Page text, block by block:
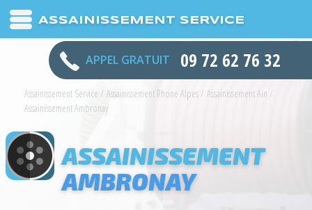
ASSAINISSEMENT SERVICE
APPEL GRATUIT 09 72 62 76 32
Assainissement Service / Assainissement Rhone Alpes/ Assainissement Ain /
Assainissement Ambronay
ASSAINISSEMENT
AMBRONAY